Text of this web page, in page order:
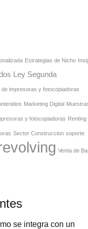
Estrategias de Nicho
Ley Segunda
de impresoras y fotocopiadoras
Marketing Digital
y fotocopiadoras Renting
Sector Construccion soporte
Venta de
se integra con un